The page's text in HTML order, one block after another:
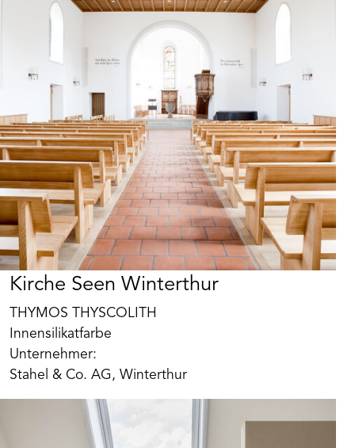
Lieferbar in attraktiven Farbtönen oder edlen
weiss Nuancen. Mattolin wird auch als
offenporiger Deckanstrich auf Holz im
Innenbereich, wie Wand- und Deckenschalungen,
Balkendecken etc. eingesetzt. Die edel tuchmatte
Oberfläche entspricht traditionellen Leim-, Kasein-
und Temperafarben und eignet sich somit auch
hervorragend für die epochengerechte
Renovierung in Objekten der Denkmalpflege
Art. Nr. DH12031
Isoliergrund Spezial BEECK
Haftstarker, weiß pigmentierter Sperr- und
Isoliergrund für kritische Untergründe mit
Nikotin-, Ruß-, Teer-, Rost- und Wasserflecken für
innen und außen. Isoliert, egalisiert und verfestigt
unterschiedlich stark saugende oder teilweise
mürbe, jedoch tragfähige Untergründe.
Produkt merken
Kirche Seen Winterthur
THYMOS THYSCOLITH
Innensilikatfarbe
Unternehmer:
Stahel & Co. AG, Winterthur